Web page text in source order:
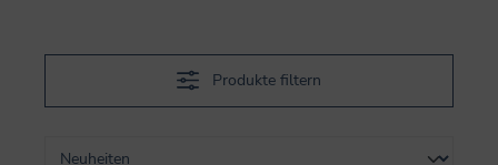
Produkte filtern